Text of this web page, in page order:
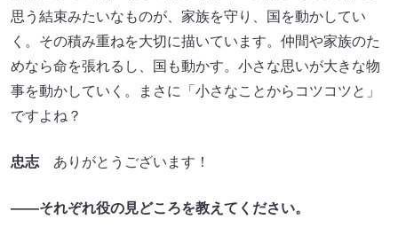
思う結束みたいなものが、家族を守り、国を動かしてい
く。その積み重ねを大切に描いています。仲間や家族のた
めなら命を張れるし、国も動かす。小さな思いが大きな物
事を動かしていく。まさに「小さなことからコツコツと」
ですよね？
忠志 ありがとうございます！
――それぞれ役の見どころを教えてください。